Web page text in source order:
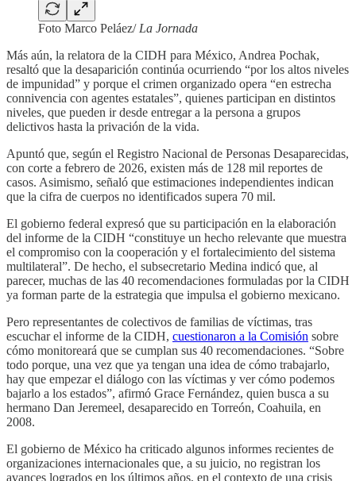
Foto Marco Peláez/ La Jornada
Más aún, la relatora de la CIDH para México, Andrea Pochak,
resaltó que la desaparición continúa ocurriendo “por los altos niveles
de impunidad” y porque el crimen organizado opera “en estrecha
connivencia con agentes estatales”, quienes participan en distintos
niveles, que pueden ir desde entregar a la persona a grupos
delictivos hasta la privación de la vida.
Apuntó que, según el Registro Nacional de Personas Desaparecidas,
con corte a febrero de 2026, existen más de 128 mil reportes de
casos. Asimismo, señaló que estimaciones independientes indican
que la cifra de cuerpos no identificados supera 70 mil.
El gobierno federal expresó que su participación en la elaboración
del informe de la CIDH “constituye un hecho relevante que muestra
el compromiso con la cooperación y el fortalecimiento del sistema
multilateral”. De hecho, el subsecretario Medina indicó que, al
parecer, muchas de las 40 recomendaciones formuladas por la CIDH
ya forman parte de la estrategia que impulsa el gobierno mexicano.
Pero representantes de colectivos de familias de víctimas, tras
escuchar el informe de la CIDH, cuestionaron a la Comisión sobre
cómo monitoreará que se cumplan sus 40 recomendaciones. “Sobre
todo porque, una vez que ya tengan una idea de cómo trabajarlo,
hay que empezar el diálogo con las víctimas y ver cómo podemos
bajarlo a los estados”, afirmó Grace Fernández, quien busca a su
hermano Dan Jeremeel, desaparecido en Torreón, Coahuila, en
2008.
El gobierno de México ha criticado algunos informes recientes de
organizaciones internacionales que, a su juicio, no registran los
avances logrados en los últimos años, en el contexto de una crisis